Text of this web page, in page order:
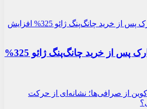
قیمت میم کوین مبارک پس از خرید چانگ‌پنگ ژائو 325%